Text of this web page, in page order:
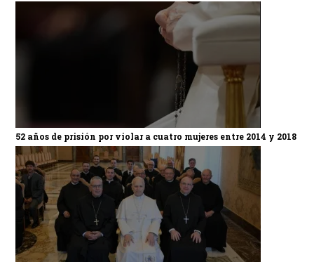
52 años de prisión por violar a cuatro mujeres entre 2014 y 2018